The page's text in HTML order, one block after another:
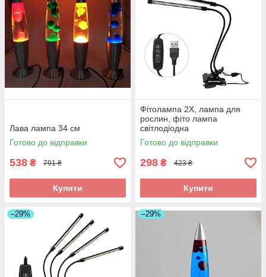
Лава лампа 34 см
Готово до відправки
538 ₴ 791 ₴
Купити
Фітолампа 2X, лампа для
рослин, фіто лампа
світлодіодна
Готово до відправки
298 ₴ 423 ₴
Купити
–29% –29%